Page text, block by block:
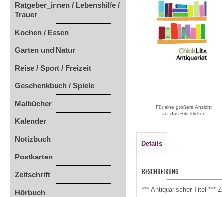
Ratgeber_innen / Lebenshilfe /
Trauer
Kochen / Essen
Garten und Natur
Reise / Sport / Freizeit
Geschenkbuch / Spiele
Malbücher
Kalender
Notizbuch
Postkarten
Zeitschrift
Hörbuch
Für eine größere Ansicht
auf das Bild klicken
Details
BESCHREIBUNG
*** Antiquarischer Titel ***